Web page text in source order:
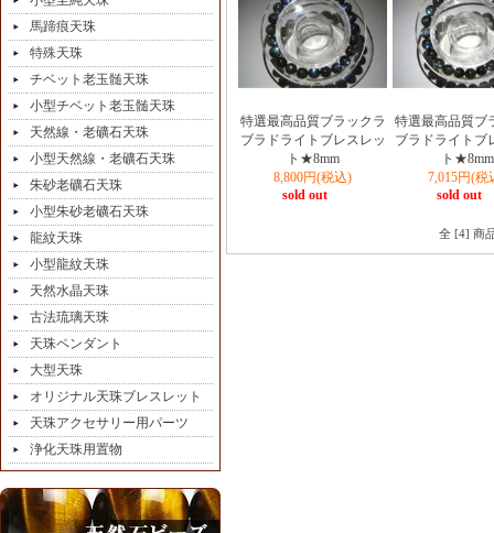
馬蹄痕天珠
特殊天珠
チベット老玉髄天珠
小型チベット老玉髄天珠
天然線・老礦石天珠
小型天然線・老礦石天珠
朱砂老礦石天珠
小型朱砂老礦石天珠
龍紋天珠
小型龍紋天珠
天然水晶天珠
古法琉璃天珠
天珠ペンダント
大型天珠
オリジナル天珠ブレスレット
天珠アクセサリー用パーツ
浄化天珠用置物
特選最高品質ブラックラ
ブラドライトブレスレッ
ト★8mm
8,800円(税込)
sold out
特選最高品質ブ
ブラドライトブ
ト★8mm
7,015円(税
sold out
全 [4] 商